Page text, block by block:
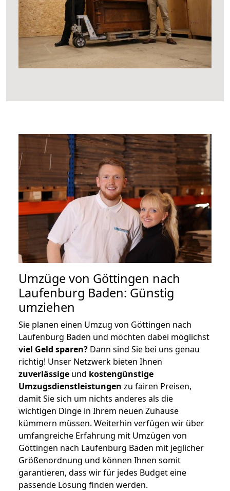
Umzüge von Göttingen nach
Laufenburg Baden: Günstig
umziehen
Sie planen einen Umzug von Göttingen nach
Laufenburg Baden und möchten dabei möglichst
viel Geld sparen? Dann sind Sie bei uns genau
richtig! Unser Netzwerk bieten Ihnen
zuverlässige und kostengünstige
Umzugsdienstleistungen zu fairen Preisen,
damit Sie sich um nichts anderes als die
wichtigen Dinge in Ihrem neuen Zuhause
kümmern müssen. Weiterhin verfügen wir über
umfangreiche Erfahrung mit Umzügen von
Göttingen nach Laufenburg Baden mit jeglicher
Größenordnung und können Ihnen somit
garantieren, dass wir für jedes Budget eine
passende Lösung finden werden.